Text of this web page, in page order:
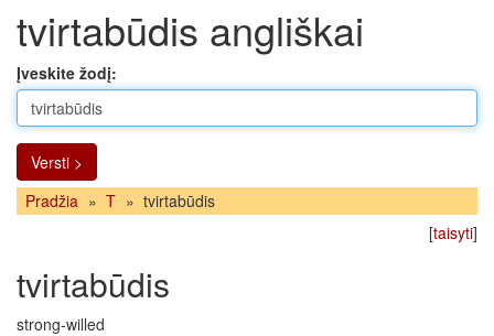
tvirtabūdis angliškai
Įveskite žodį:
Versti >
Pradžia » T » tvirtabūdis
[taisyti]
tvirtabūdis
strong-willed